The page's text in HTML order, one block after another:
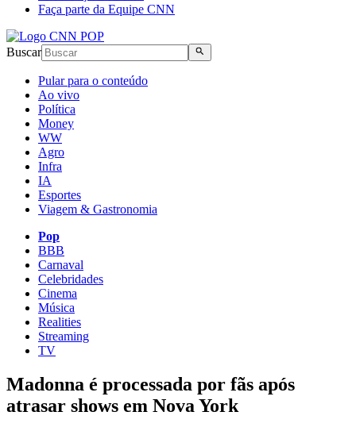
Faça parte da Equipe CNN
Buscar
Pular para o conteúdo
Ao vivo
Política
Money
WW
Agro
Infra
IA
Esportes
Viagem & Gastronomia
Pop
BBB
Carnaval
Celebridades
Cinema
Música
Realities
Streaming
TV
Madonna é processada por fãs após
atrasar shows em Nova York